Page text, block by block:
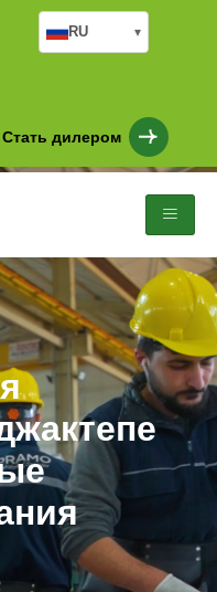
Стать дилером
RU ▾